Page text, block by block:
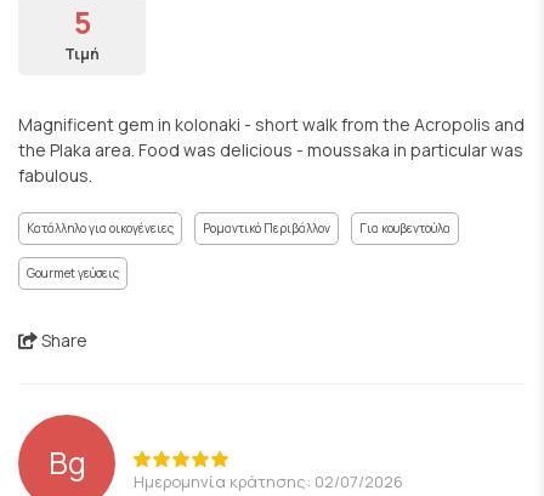
5
Τιμή
Magnificent gem in kolonaki - short walk from the Acropolis and
the Plaka area. Food was delicious - moussaka in particular was
fabulous.
Κατάλληλο για οικογένειες Ρομαντικό Περιβάλλον Για κουβεντούλα
Gourmet γεύσεις
Share
Bg Ημερομηνία κράτησης: 02/07/2026